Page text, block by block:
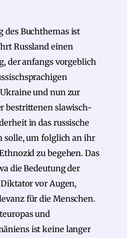
des Buchthemas ist
Russland einen
der anfangs vorgeblich
und nun zur
bestrittenen slawisch-
in das russische
solle, um folglich an ihr
zu begehen. Das
die Bedeutung der
vor Augen,
für die Menschen.
und
ist keine langer